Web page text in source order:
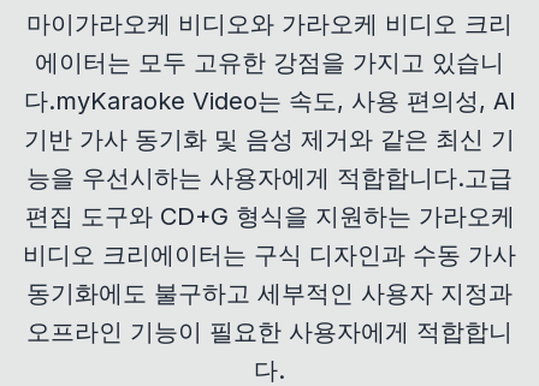
마이가라오케 비디오와 가라오케 비디오 크리
에이터는 모두 고유한 강점을 가지고 있습니
다.myKaraoke Video는 속도, 사용 편의성, AI
기반 가사 동기화 및 음성 제거와 같은 최신 기
능을 우선시하는 사용자에게 적합합니다.고급
편집 도구와 CD+G 형식을 지원하는 가라오케
비디오 크리에이터는 구식 디자인과 수동 가사
동기화에도 불구하고 세부적인 사용자 지정과
오프라인 기능이 필요한 사용자에게 적합합니
다.